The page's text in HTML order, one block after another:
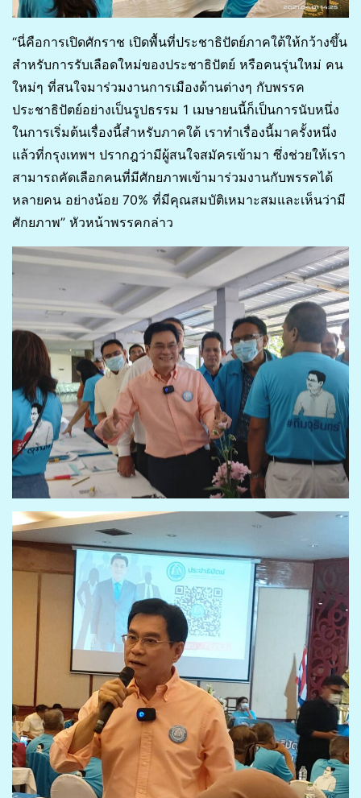
“นี่คือการเปิดศักราช เปิดพื้นที่ประชาธิปัตย์ภาคใต้ให้กว้างขึ้น
สำหรับการรับเลือดใหม่ของประชาธิปัตย์ หรือคนรุ่นใหม่ คน
ใหม่ๆ ที่สนใจมาร่วมงานการเมืองด้านต่างๆ กับพรรค
ประชาธิปัตย์อย่างเป็นรูปธรรม 1 เมษายนนี้ก็เป็นการนับหนึ่ง
ในการเริ่มต้นเรื่องนี้สำหรับภาคใต้ เราทำเรื่องนี้มาครั้งหนึ่ง
แล้วที่กรุงเทพฯ ปรากฎว่ามีผู้สนใจสมัครเข้ามา ซึ่งช่วยให้เรา
สามารถคัดเลือกคนที่มีศักยภาพเข้ามาร่วมงานกับพรรคได้
หลายคน อย่างน้อย 70% ที่มีคุณสมบัติเหมาะสมและเห็นว่ามี
ศักยภาพ” หัวหน้าพรรคกล่าว